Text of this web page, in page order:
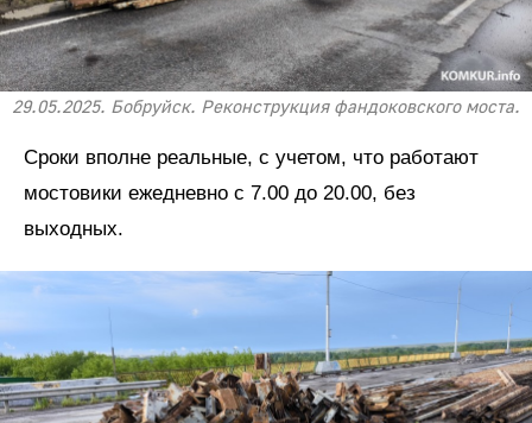
29.05.2025. Бобруйск. Реконструкция фандоковского моста.
Сроки вполне реальные, с учетом, что работают
мостовики ежедневно с 7.00 до 20.00, без
выходных.